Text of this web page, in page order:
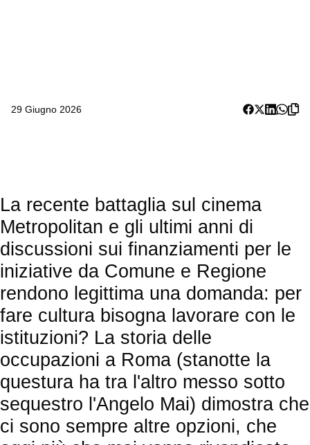
29 Giugno 2026
La recente battaglia sul cinema
Metropolitan e gli ultimi anni di
discussioni sui finanziamenti per le
iniziative da Comune e Regione
rendono legittima una domanda: per
fare cultura bisogna lavorare con le
istituzioni? La storia delle
occupazioni a Roma (stanotte la
questura ha tra l'altro messo sotto
sequestro l'Angelo Mai) dimostra che
ci sono sempre altre opzioni, che